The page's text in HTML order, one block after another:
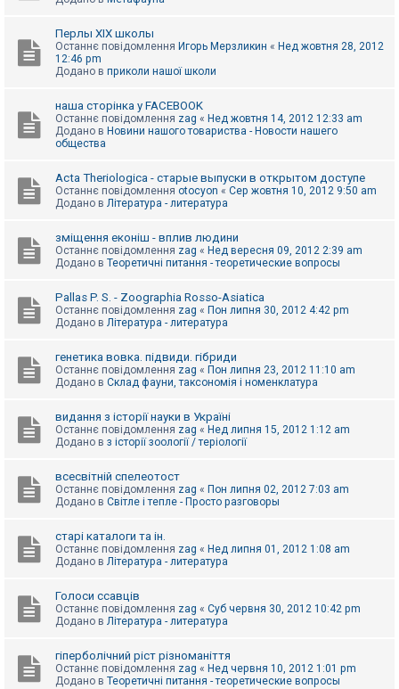
Перлы ХІХ школы
Останнє повідомлення Игорь Мерзликин « Нед жовтня 28, 2012
12:46 pm
Додано в приколи нашої школи
наша сторінка у FACEBOOK
Останнє повідомлення zag « Нед жовтня 14, 2012 12:33 am
Додано в Новини нашого товариства - Новости нашего
общества
Acta Theriologica - старые выпуски в открытом доступе
Останнє повідомлення otocyon « Сер жовтня 10, 2012 9:50 am
Додано в Література - литература
зміщення еконіш - вплив людини
Останнє повідомлення zag « Нед вересня 09, 2012 2:39 am
Додано в Теоретичні питання - теоретические вопросы
Pallas P. S. - Zoographia Rosso-Asiatica
Останнє повідомлення zag « Пон липня 30, 2012 4:42 pm
Додано в Література - литература
генетика вовка. підвиди. гібриди
Останнє повідомлення zag « Пон липня 23, 2012 11:10 am
Додано в Склад фауни, таксономія і номенклатура
видання з історії науки в Україні
Останнє повідомлення zag « Нед липня 15, 2012 1:12 am
Додано в з історії зоології / теріології
всесвітній спелеотост
Останнє повідомлення zag « Пон липня 02, 2012 7:03 am
Додано в Світле і тепле - Просто разговоры
старі каталоги та ін.
Останнє повідомлення zag « Нед липня 01, 2012 1:08 am
Додано в Література - литература
Голоси ссавців
Останнє повідомлення zag « Суб червня 30, 2012 10:42 pm
Додано в Література - литература
гіперболічний ріст різноманіття
Останнє повідомлення zag « Нед червня 10, 2012 1:01 pm
Додано в Теоретичні питання - теоретические вопросы